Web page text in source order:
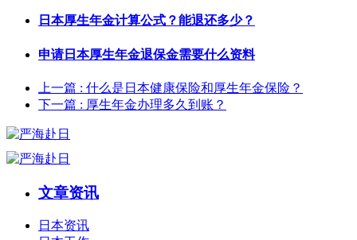
日本厚生年金计算公式？能退还多少？
申请日本厚生年金退保金需要什么资料
上一篇 : 什么是日本健康保险和厚生年金保险？
下一篇 : 厚生年金办理多久到账？
文章资讯
日本资讯